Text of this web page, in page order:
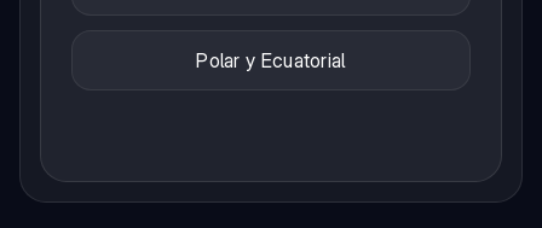
Polar y Ecuatorial